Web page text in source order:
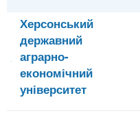
Херсонський
державний
аграрно-
економічний
університет